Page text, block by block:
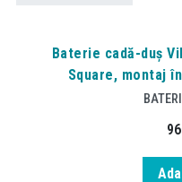
Baterie cadă-duș
Square, montaj